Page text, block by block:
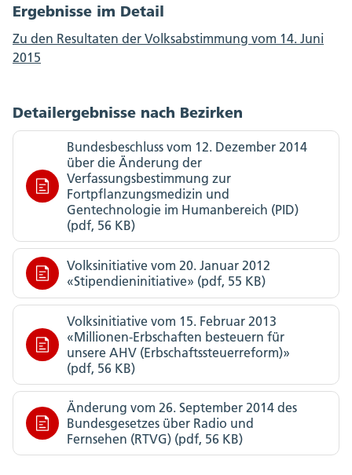
Ergebnisse im Detail
Zu den Resultaten der Volksabstimmung vom 14. Juni
2015
Detailergebnisse nach Bezirken
Bundesbeschluss vom 12. Dezember 2014
über die Änderung der
Verfassungsbestimmung zur
Fortpflanzungsmedizin und
Gentechnologie im Humanbereich (PID)
(pdf, 56 KB)
Volksinitiative vom 20. Januar 2012
«Stipendieninitiative» (pdf, 55 KB)
Volksinitiative vom 15. Februar 2013
«Millionen-Erbschaften besteuern für
unsere AHV (Erbschaftssteuerreform)»
(pdf, 56 KB)
Änderung vom 26. September 2014 des
Bundesgesetzes über Radio und
Fernsehen (RTVG) (pdf, 56 KB)